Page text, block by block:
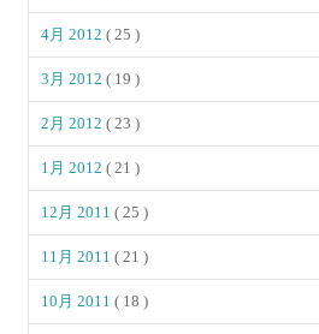
4月 2012( 25 )
3月 2012( 19 )
2月 2012( 23 )
1月 2012( 21 )
12月 2011( 25 )
11月 2011( 21 )
10月 2011( 18 )